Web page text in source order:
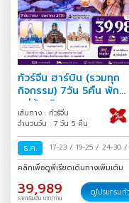
ทัวร์จีน ฮาร์บิน (รวมทุก
กิจกรรม) 7วัน 5คืน พัก
หมู่บ้านหิมะ
เส้นทาง : ทัวร์จีน
จำนวนวัน : 7 วัน 5 คืน
ธ.ค. 17-23 / 19-25 / 24-30 /
ธ.ค.-01 ม.ค./31 ธ.ค.-
/
คลิกเพื่อดูพีเรียดเดินทางเพิ่มเติม
39,989
ราคาเริ่มต้น บาท/ท่าน
ดูโปรแกรมทั